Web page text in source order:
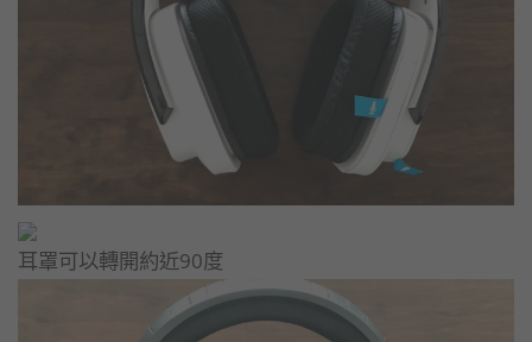
耳罩可以轉開約近90度